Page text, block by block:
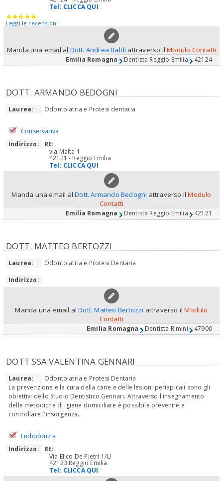
Tel: CLICCA QUI
Leggi le recensioni
Manda una email al Dott. Andrea Baldi attraverso ilModulo Contatti
Emilia Romagna Dentista Reggio Emilia 42124
DOTT. ARMANDO BEDOGNI
Laurea: Odontoiatria e Protesi dentaria
Conservativa
Indirizzo:
RE:
via Malta 1
42121 - Reggio Emilia
Tel: CLICCA QUI
Manda una email alDott. Armando Bedogni attraverso ilModulo
Contatti
Emilia Romagna Dentista Reggio Emilia 42121
DOTT. MATTEO BERTOZZI
Laurea:
Odontoiatria e Protesi Dentaria
Indirizzo:
Manda una email alDott. Matteo Bertozzi attraverso ilModulo
Contatti
Emilia Romagna Dentista Rimini 47900
DOTT.SSA VALENTINA GENNARI
Laurea:
Odontoiatria e Protesi Dentaria
La prevenzione e la cura della carie e delle lesioni periapicali sono gli
obiettivi dello Studio Dentistico Gennari. Attraverso l'insegnamento
delle metodiche di igiene domiciliare è possibile prevenire e
controllare l'insorgenza...
Endodonzia
Indirizzo:
RE:
Via Elico De Pietri 1/U
42123 Reggio Emilia
Tel: CLICCA QUI